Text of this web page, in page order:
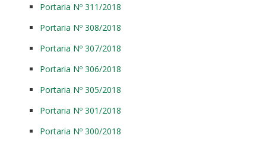
Portaria Nº 311/2018
Portaria Nº 308/2018
Portaria Nº 307/2018
Portaria Nº 306/2018
Portaria Nº 305/2018
Portaria Nº 301/2018
Portaria Nº 300/2018